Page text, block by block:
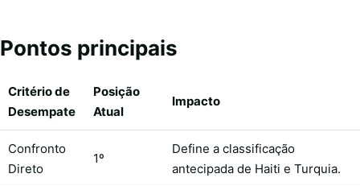
Pontos principais
Critério de
Desempate
Posição
Atual
Impacto
Confronto
Direto
1º
Define a classificação
antecipada de Haiti e Turquia.